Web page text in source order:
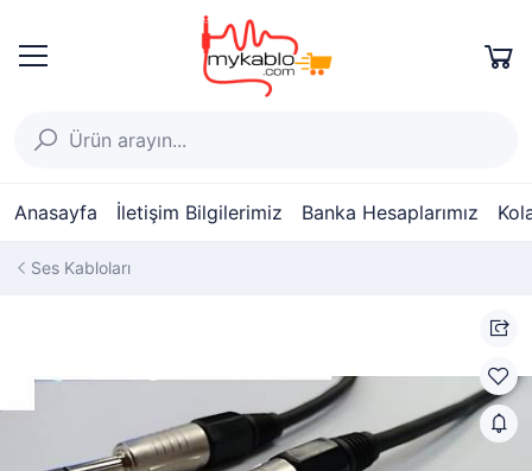
Anasayfa İletişim Bilgilerimiz Banka Hesaplarımız
Ses Kabloları